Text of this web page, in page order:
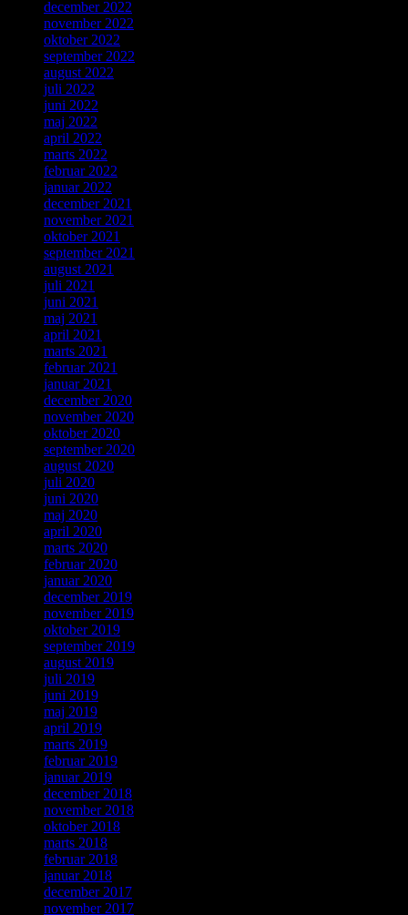
december 2022
november 2022
oktober 2022
september 2022
august 2022
juli 2022
juni 2022
maj 2022
april 2022
marts 2022
februar 2022
januar 2022
december 2021
november 2021
oktober 2021
september 2021
august 2021
juli 2021
juni 2021
maj 2021
april 2021
marts 2021
februar 2021
januar 2021
december 2020
november 2020
oktober 2020
september 2020
august 2020
juli 2020
juni 2020
maj 2020
april 2020
marts 2020
februar 2020
januar 2020
december 2019
november 2019
oktober 2019
september 2019
august 2019
juli 2019
juni 2019
maj 2019
april 2019
marts 2019
februar 2019
januar 2019
december 2018
november 2018
oktober 2018
marts 2018
februar 2018
januar 2018
december 2017
november 2017